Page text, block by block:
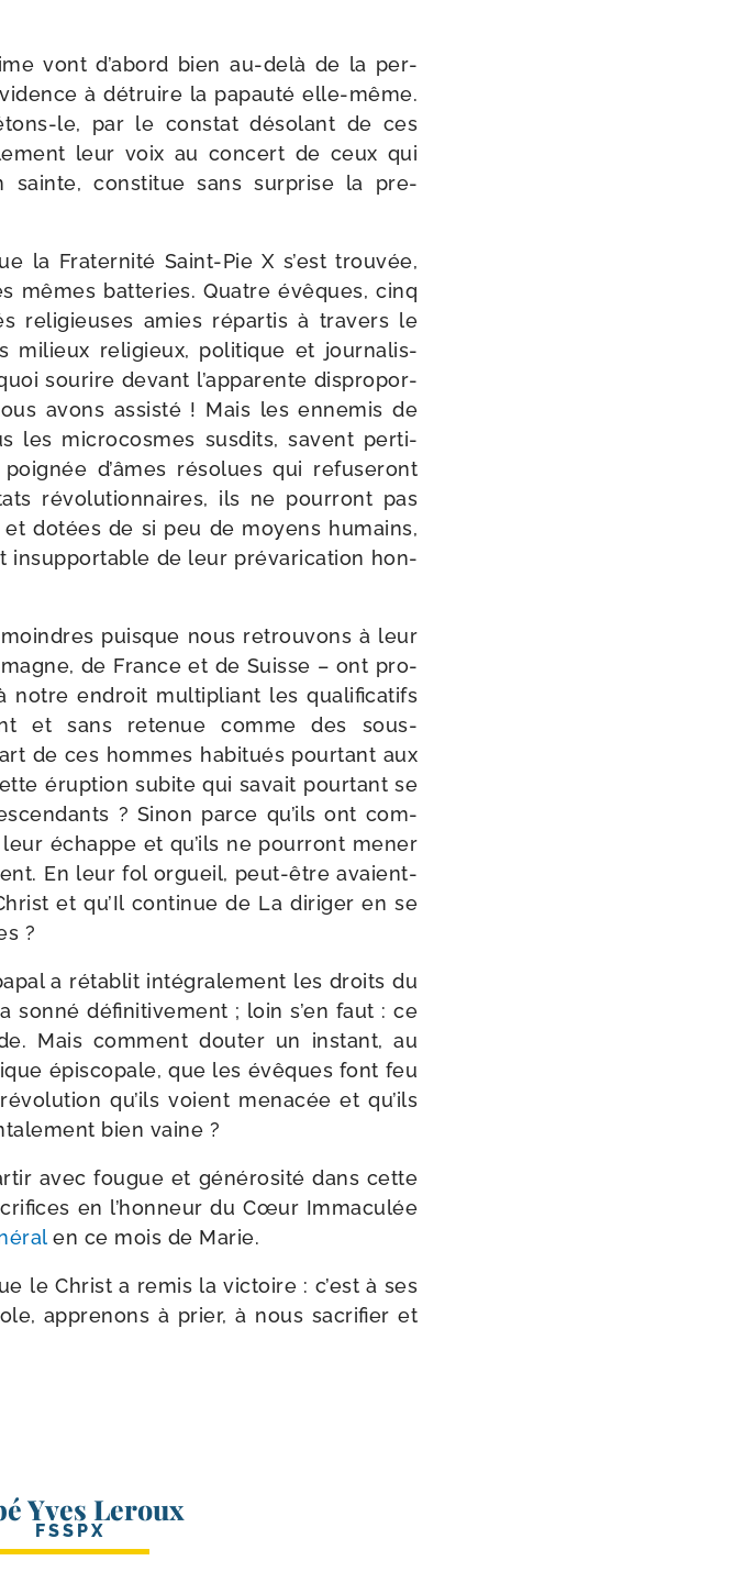
vont d’abord bien au-​delà de la per­
à détruire la papau­té elle-​même.
​le, par le constat déso­lant de ces
leur voix au concert de ceux qui
sainte, consti­tue sans sur­prise la pre­
la Fraternité Saint-​Pie X s’est trou­vée,
mêmes bat­te­ries. Quatre évêques, cinq
reli­gieuses amies répar­tis à tra­vers le
milieux reli­gieux, poli­tique et jour­na­lis­
sou­rire devant l’apparente dis­pro­por­
avons assis­té ! Mais les enne­mis de
les micro­cosmes sus­dits, savent per­ti­
d’âmes réso­lues qui refu­se­ront
révo­lu­tion­naires, ils ne pour­ront pas
dotées de si peu de moyens humains,
insup­por­table de leur pré­va­ri­ca­tion hon­
puisque nous retrou­vons à leur
de France et de Suisse – ont pro­
notre endroit mul­ti­pliant les qua­li­fi­ca­tifs
et sans rete­nue comme des sous-​
de ces hommes habi­tués pour­tant aux
érup­tion subite qui savait pour­tant se
? Sinon parce qu’ils ont com­
échappe et qu’ils ne pour­ront mener
En leur fol orgueil, peut-​être avaient-​
et qu’Il conti­nue de La diri­ger en se
?
a réta­blit inté­gra­le­ment les droits du
son­né défi­ni­ti­ve­ment ; loin s’en faut : ce
Mais com­ment dou­ter un ins­tant, au
épis­co­pale, que les évêques font feu
qu’ils voient mena­cée et qu’ils
bien vaine ?
avec fougue et géné­ro­si­té dans cette
en l’honneur du Cœur Immaculée
en ce mois de Marie.
le Christ a remis la vic­toire : c’est à ses
appre­nons à prier, à nous sacri­fier et
Yves Leroux
FSSPX